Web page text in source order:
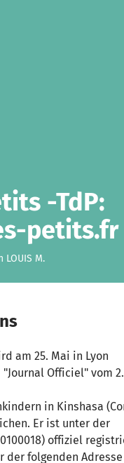
-TdP:
petits.fr
M.
am 25. Mai in Lyon
Officiel" vom
in Kinshasa
Er ist unter der
offiziel
der folgenden Adresse